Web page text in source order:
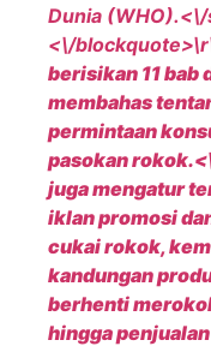
Dunia
<\/
berisikan 11 bab
membahas
permintaan
pasokan
juga mengatur
iklan promosi
cukai rokok,
kandungan
berhenti
hingga penjualan